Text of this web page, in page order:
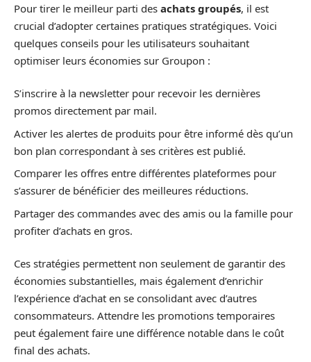
Pour tirer le meilleur parti des achats groupés, il est
crucial d’adopter certaines pratiques stratégiques. Voici
quelques conseils pour les utilisateurs souhaitant
optimiser leurs économies sur Groupon :
S’inscrire à la newsletter pour recevoir les dernières
promos directement par mail.
Activer les alertes de produits pour être informé dès qu’un
bon plan correspondant à ses critères est publié.
Comparer les offres entre différentes plateformes pour
s’assurer de bénéficier des meilleures réductions.
Partager des commandes avec des amis ou la famille pour
profiter d’achats en gros.
Ces stratégies permettent non seulement de garantir des
économies substantielles, mais également d’enrichir
l’expérience d’achat en se consolidant avec d’autres
consommateurs. Attendre les promotions temporaires
peut également faire une différence notable dans le coût
final des achats.